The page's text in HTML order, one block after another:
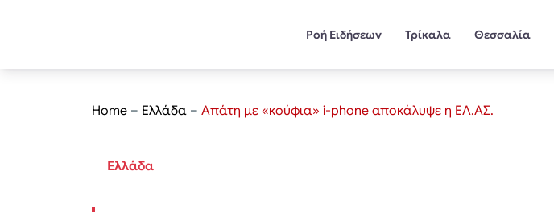
Ροή Ειδήσεων Τρίκαλα Θεσσαλία
Home – Ελλάδα – Απάτη με «κούφια» i-phone αποκάλυψε η ΕΛ.ΑΣ.
Ελλάδα